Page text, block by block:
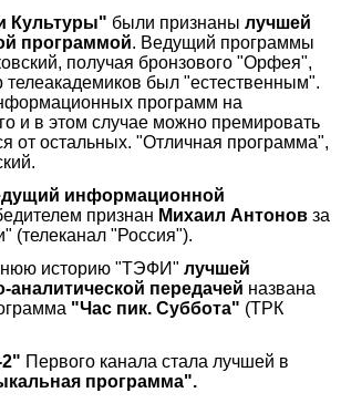
Культуры" были признаны лучшей
программой. Ведущий программы
получая бронзового "Орфея",
телеакадемиков был "естественным".
программ на
и в этом случае можно премировать
от остальных. "Отличная программа",
информационной
признан Михаил Антонов за
(телеканал "Россия").
историю "ТЭФИ" лучшей
передачей названа
"Час пик. Суббота" (ТРК
Первого канала стала лучшей в
программа".